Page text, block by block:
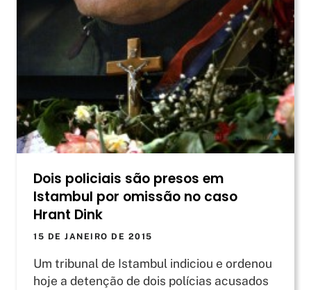
Dois policiais são presos em
Istambul por omissão no caso
Hrant Dink
15 DE JANEIRO DE 2015
Um tribunal de Istambul indiciou e ordenou
hoje a detenção de dois polícias acusados